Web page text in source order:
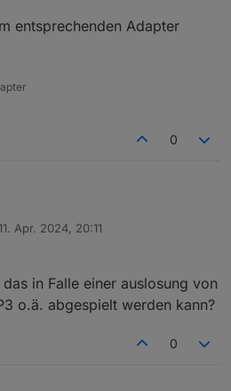
gesprochen wird, kommt
entsprechenden Adapter
0
Apr. 2024, 20:11
von
in Falle einer auslosung von
o.ä. abgespielt werden kann?
0